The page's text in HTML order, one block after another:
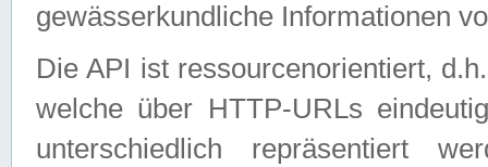
gewässerkundliche Informationen
Die API ist ressourcenorientiert,
welche über HTTP-URLs
unterschiedlich repräsentiert